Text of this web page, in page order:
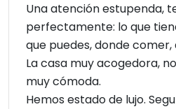
Una atención estupenda,
perfectamente: lo que
que puedes, donde comer,
La casa muy acogedora,
muy cómoda.
Hemos estado de lujo.